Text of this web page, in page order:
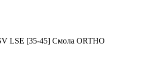
LSE [35-45] Смола ORTHO